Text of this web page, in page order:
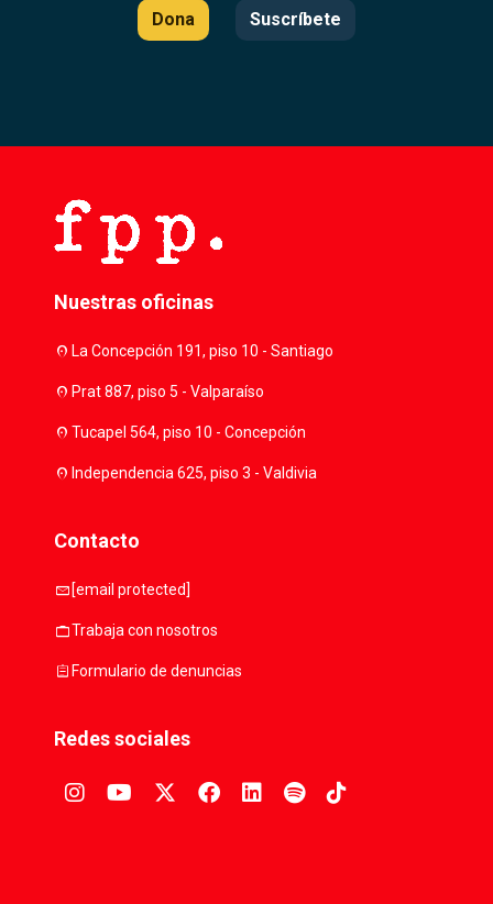
Dona Suscríbete
Nuestras oficinas
location_onLa Concepción 191, piso 10 - Santiago
location_onPrat 887, piso 5 - Valparaíso
location_onTucapel 564, piso 10 - Concepción
location_onIndependencia 625, piso 3 - Valdivia
Contacto
mail [email protected]
workTrabaja con nosotros
assignmentFormulario de denuncias
Redes sociales